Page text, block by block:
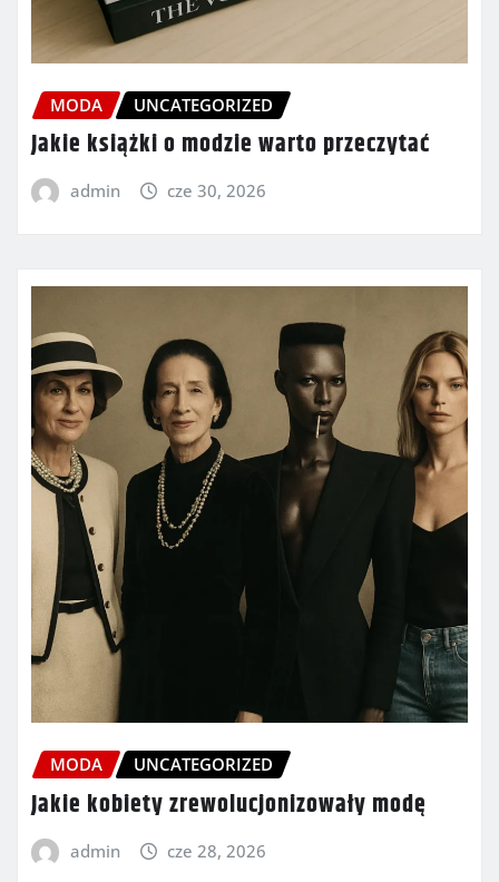
MODA UNCATEGORIZED
Jakie książki o modzie warto przeczytać
admin cze 30, 2026
MODA UNCATEGORIZED
Jakie kobiety zrewolucjonizowały modę
admin cze 28, 2026